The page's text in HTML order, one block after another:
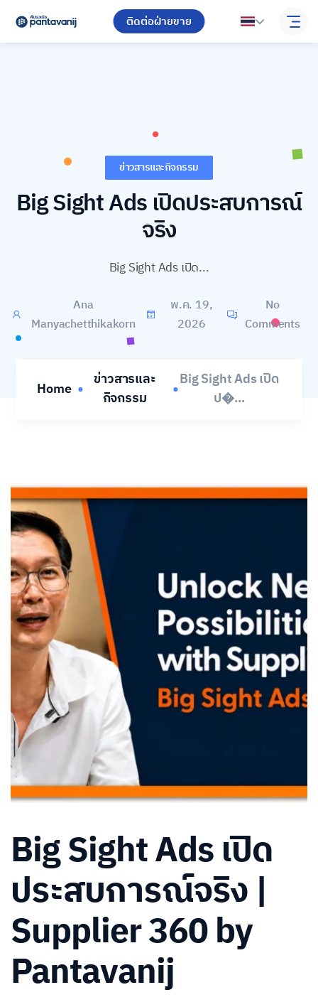
ติดต่อฝ่ายขาย
ข่าวสารและกิจกรรม
Big Sight Ads เปิดประสบการณ์
จริง
Big Sight Ads เปิด...
Ana
Manyachetthikakorn
พ.ค. 19,
2026
No
Comments
Home
ข่าวสารและ
กิจกรรม
Big Sight Ads เปิด
ป�...
Big Sight Ads เปิด
ประสบการณ์จริง |
Supplier 360 by
Pantavanij